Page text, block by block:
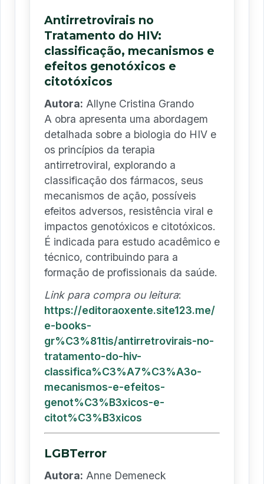
Antirretrovirais no
Tratamento do HIV:
classificação, mecanismos e
efeitos genotóxicos e
citotóxicos
Autora: Allyne Cristina Grando
A obra apresenta uma abordagem
detalhada sobre a biologia do HIV e
os princípios da terapia
antirretroviral, explorando a
classificação dos fármacos, seus
mecanismos de ação, possíveis
efeitos adversos, resistência viral e
impactos genotóxicos e citotóxicos.
É indicada para estudo acadêmico e
técnico, contribuindo para a
formação de profissionais da saúde.
Link para compra ou leitura:
https://editoraoxente.site123.me/
e-books-
gr%C3%81tis/antirretrovirais-no-
tratamento-do-hiv-
classifica%C3%A7%C3%A3o-
mecanismos-e-efeitos-
genot%C3%B3xicos-e-
citot%C3%B3xicos
LGBTerror
Autora: Anne Demeneck